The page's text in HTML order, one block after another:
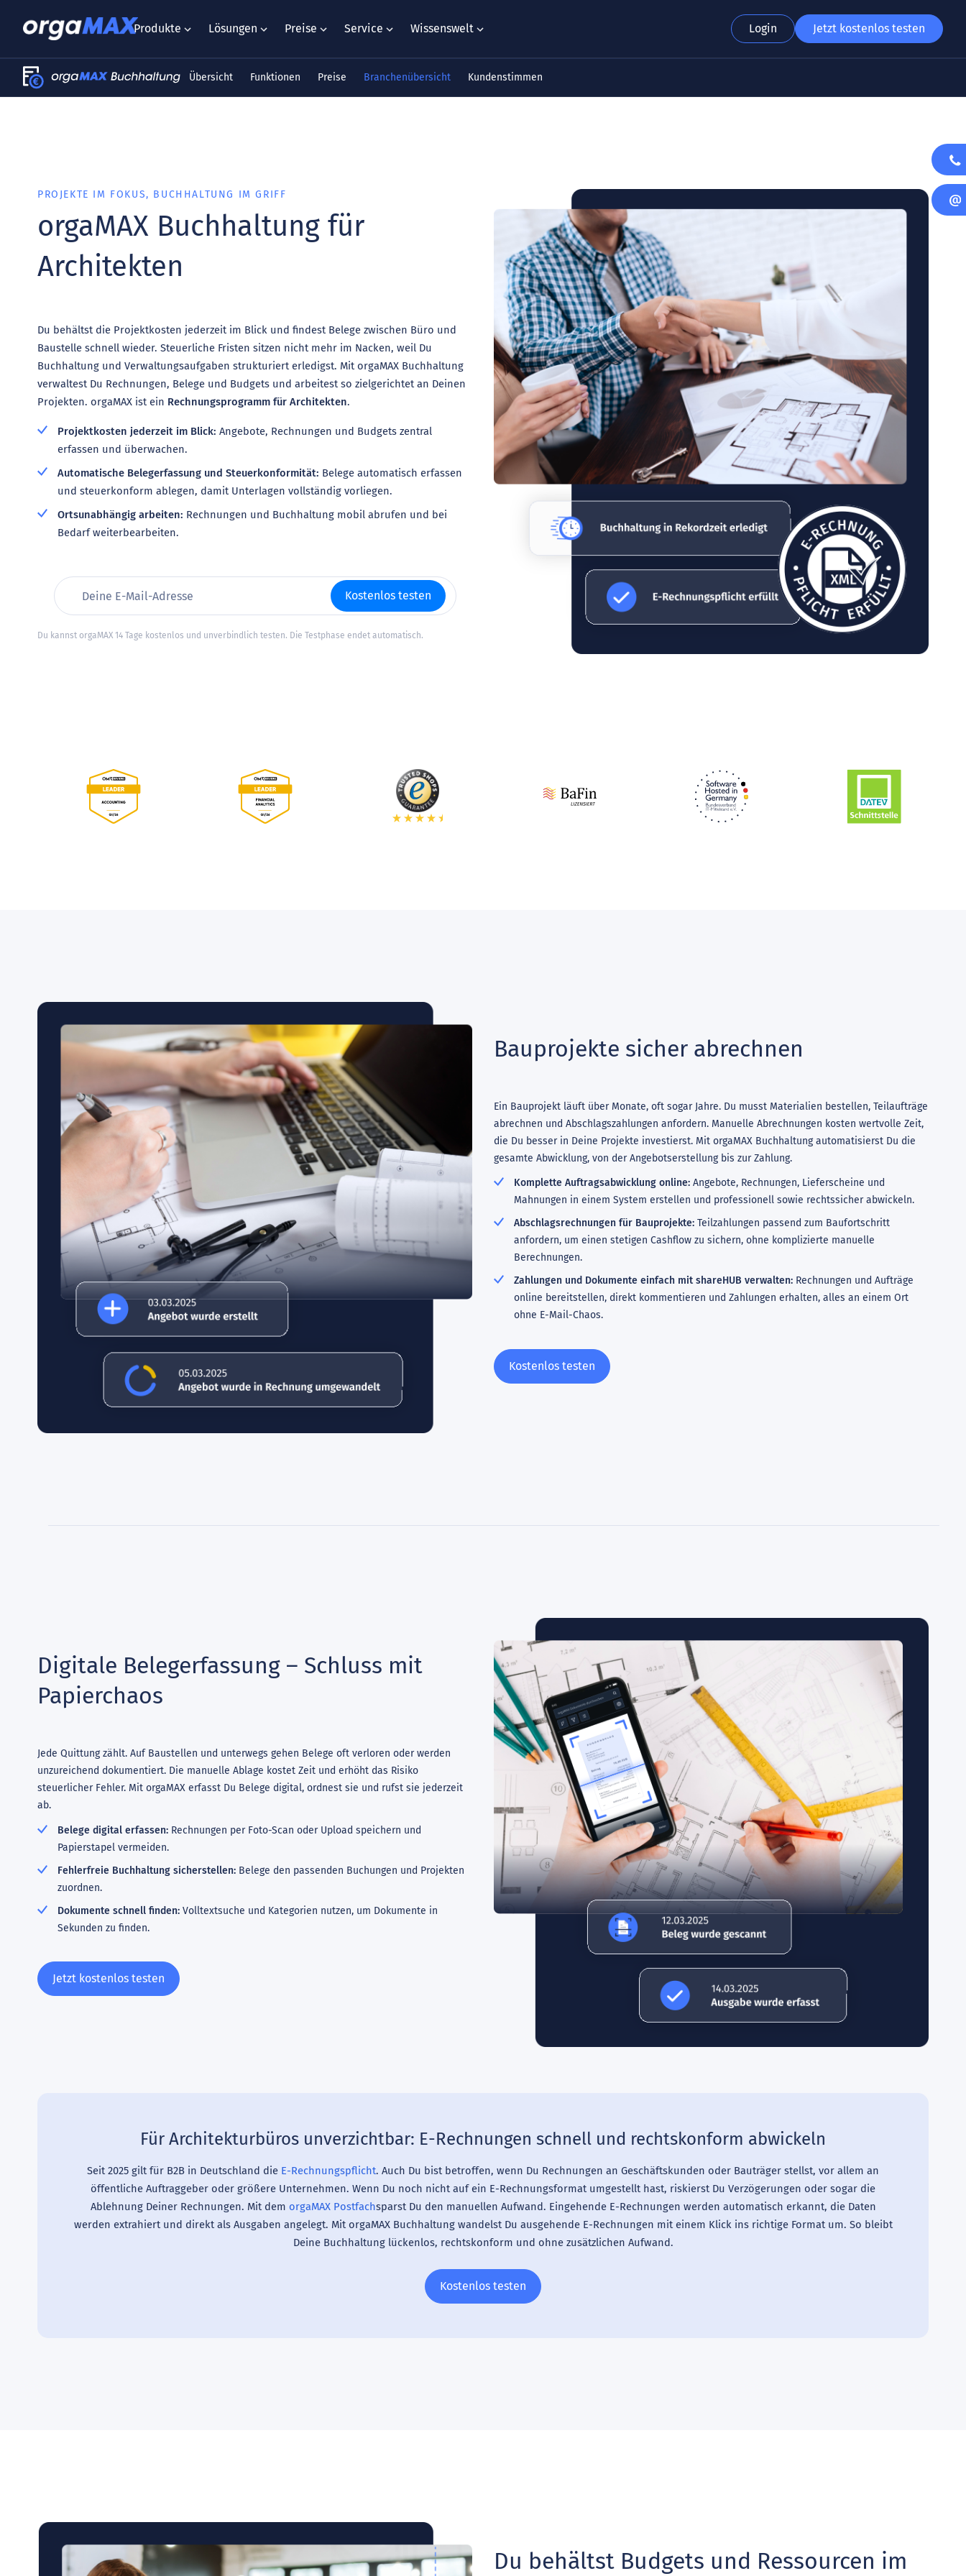
Produkte Lösungen Preise Service Wissenswelt Jetzt kostenlos testen
Login
Übersicht Funktionen Preise Branchenübersicht Kundenstimmen
PROJEKTE IM FOKUS, BUCHHALTUNG IM GRIFF
orgaMAX Buchhaltung für
Architekten
Du behältst die Projektkosten jederzeit im Blick und findest Belege zwischen Büro und
Baustelle schnell wieder. Steuerliche Fristen sitzen nicht mehr im Nacken, weil Du
Buchhaltung und Verwaltungsaufgaben strukturiert erledigst. Mit orgaMAX Buchhaltung
verwaltest Du Rechnungen, Belege und Budgets und arbeitest so zielgerichtet an Deinen
Projekten. orgaMAX ist ein Rechnungsprogramm für Architekten.
Projektkosten jederzeit im Blick: Angebote, Rechnungen und Budgets zentral
erfassen und überwachen.
Automatische Belegerfassung und Steuerkonformität: Belege automatisch erfassen
und steuerkonform ablegen, damit Unterlagen vollständig vorliegen.
Ortsunabhängig arbeiten: Rechnungen und Buchhaltung mobil abrufen und bei
Bedarf weiterbearbeiten.
Kostenlos testen
Du kannst orgaMAX 14 Tage kostenlos und unverbindlich testen. Die Testphase endet automatisch.
Bauprojekte sicher abrechnen
Ein Bauprojekt läuft über Monate, oft sogar Jahre. Du musst Materialien bestellen, Teilaufträge
abrechnen und Abschlagszahlungen anfordern. Manuelle Abrechnungen kosten wertvolle Zeit,
die Du besser in Deine Projekte investierst. Mit orgaMAX Buchhaltung automatisierst Du die
gesamte Abwicklung, von der Angebotserstellung bis zur Zahlung.
Komplette Auftragsabwicklung online: Angebote, Rechnungen, Lieferscheine und
Mahnungen in einem System erstellen und professionell sowie rechtssicher abwickeln.
Abschlagsrechnungen für Bauprojekte: Teilzahlungen passend zum Baufortschritt
anfordern, um einen stetigen Cashflow zu sichern, ohne komplizierte manuelle
Berechnungen.
Zahlungen und Dokumente einfach mit shareHUB verwalten: Rechnungen und Aufträge
online bereitstellen, direkt kommentieren und Zahlungen erhalten, alles an einem Ort
ohne E-Mail-Chaos.
Kostenlos testen
Digitale Belegerfassung – Schluss mit
Papierchaos
Jede Quittung zählt. Auf Baustellen und unterwegs gehen Belege oft verloren oder werden
unzureichend dokumentiert. Die manuelle Ablage kostet Zeit und erhöht das Risiko
steuerlicher Fehler. Mit orgaMAX erfasst Du Belege digital, ordnest sie und rufst sie jederzeit
ab.
Belege digital erfassen: Rechnungen per Foto-Scan oder Upload speichern und
Papierstapel vermeiden.
Fehlerfreie Buchhaltung sicherstellen: Belege den passenden Buchungen und Projekten
zuordnen.
Dokumente schnell finden: Volltextsuche und Kategorien nutzen, um Dokumente in
Sekunden zu finden.
Jetzt kostenlos testen
Für Architekturbüros unverzichtbar: E-Rechnungen schnell und rechtskonform abwickeln
Seit 2025 gilt für B2B in Deutschland die E-Rechnungspflicht. Auch Du bist betroffen, wenn Du Rechnungen an Geschäftskunden oder Bauträger stellst, vor allem an
öffentliche Auftraggeber oder größere Unternehmen. Wenn Du noch nicht auf ein E-Rechnungsformat umgestellt hast, riskierst Du Verzögerungen oder sogar die
Ablehnung Deiner Rechnungen. Mit dem orgaMAX Postfachsparst Du den manuellen Aufwand. Eingehende E-Rechnungen werden automatisch erkannt, die Daten
werden extrahiert und direkt als Ausgaben angelegt. Mit orgaMAX Buchhaltung wandelst Du ausgehende E-Rechnungen mit einem Klick ins richtige Format um. So bleibt
Deine Buchhaltung lückenlos, rechtskonform und ohne zusätzlichen Aufwand.
Kostenlos testen
Du behältst Budgets und Ressourcen im